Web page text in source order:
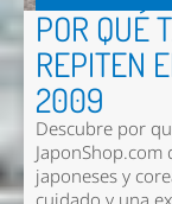
POR QUÉ
REPITEN
2009
Descubre por
japoneses y